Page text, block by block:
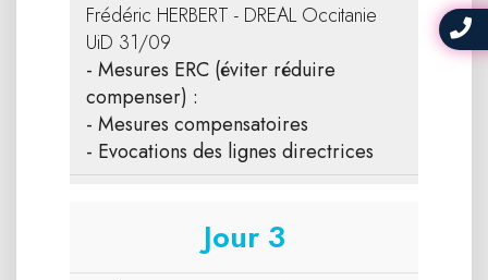
Frédéric HERBERT - DREAL Occitanie
UiD 31/09
- Mesures ERC (éviter réduire
compenser) :
- Mesures compensatoires
- Evocations des lignes directrices
Jour 3